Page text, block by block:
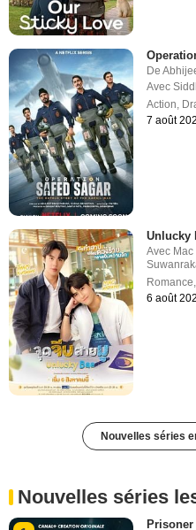
De
Avec
Action,
7 août
Unlucky
Avec
Romance
6 août
Nouvelles séries
Nouvelles séries
Prisoner